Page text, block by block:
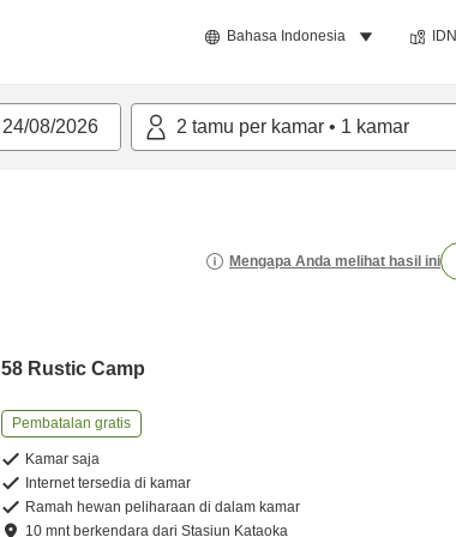
Bahasa Indonesia IDN
24/08/2026 2 tamu per kamar • 1 kamar
Mengapa Anda melihat hasil ini
58 Rustic Camp
Pembatalan gratis
Kamar saja
Internet tersedia di kamar
Ramah hewan peliharaan di dalam kamar
10 mnt berkendara dariStasiun Kataoka